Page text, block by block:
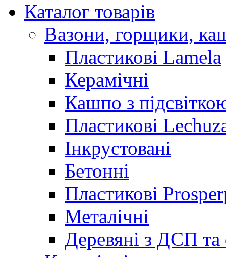
Каталог товарів
Вазони, горщики,
Пластикові Lamela
Керамічні
Кашпо з
Пластикові
Інкрустовані
Бетонні
Пластикові
Металічні
Деревяні з ДСП